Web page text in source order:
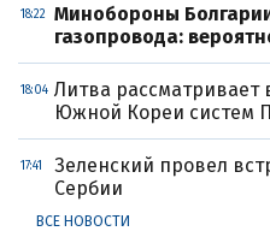
18:22
Минобороны
газопровода:
18:04 Литва рассматривает
Южной Кореи систем
17:41
Зеленский провел
Сербии
ВСЕ НОВОСТИ